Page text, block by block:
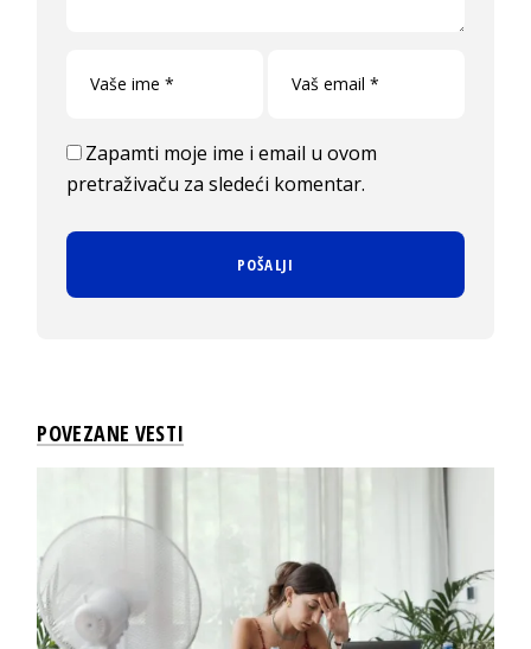
Zapamti moje ime i email u ovom
pretraživaču za sledeći komentar.
POVEZANE VESTI